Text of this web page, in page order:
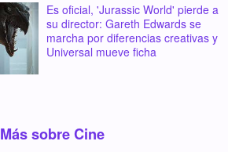
Es oficial, 'Jurassic World' pierde a
su director: Gareth Edwards se
marcha por diferencias creativas y
Universal mueve ficha
Más sobre Cine